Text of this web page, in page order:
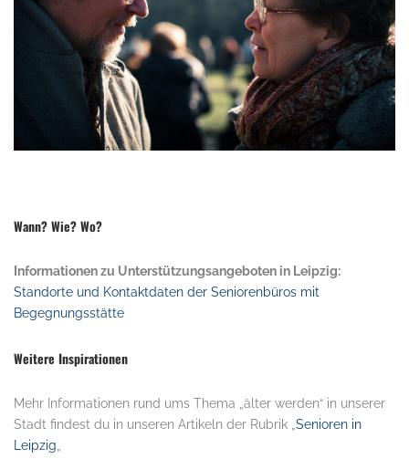
Wann? Wie? Wo?
Informationen zu Unterstützungsangeboten in Leipzig:
Standorte und Kontaktdaten der Seniorenbüros mit
Begegnungsstätte
Weitere Inspirationen
Mehr Informationen rund ums Thema „älter werden“ in unserer
Stadt findest du in unseren Artikeln der Rubrik „ Senioren in
Leipzig